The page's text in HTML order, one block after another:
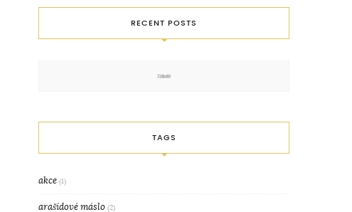
RECENT POSTS
TAGS
akce (1)
arašídové máslo (2)